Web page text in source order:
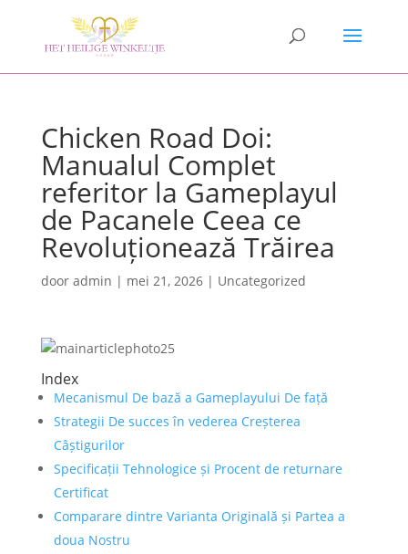
Chicken Road Doi:
Manualul Complet
referitor la Gameplayul
de Pacanele Ceea ce
Revoluționează Trăirea
door admin | mei 21, 2026| Uncategorized
Index
Mecanismul De bază a Gameplayului De față
Strategii De succes în vederea Creșterea
Câștigurilor
Specificații Tehnologice și Procent de returnare
Certificat
Comparare dintre Varianta Originală și Partea a
doua Nostru